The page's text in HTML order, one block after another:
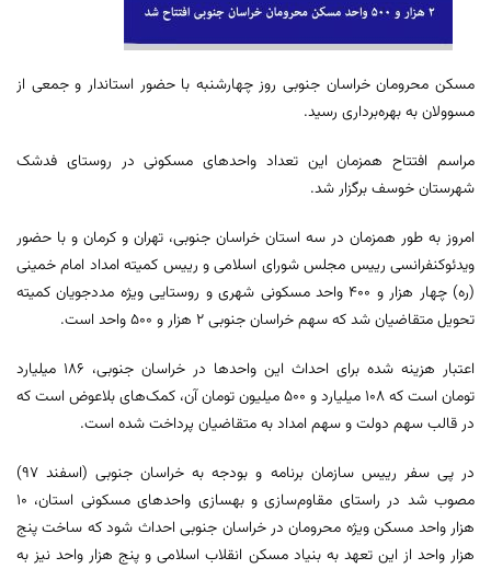
مسکن محرومان خراسان جنوبی روز چهارشنبه با حضور استاندار و جمعی از
مسوولان به بهره‌برداری رسید.
مراسم افتتاح همزمان این تعداد واحدهای مسکونی در روستای فدشک
شهرستان خوسف برگزار شد.
امروز به طور همزمان در سه استان خراسان جنوبی، تهران و کرمان و با حضور
ویدئوکنفرانسی رییس مجلس شورای اسلامی و رییس کمیته امداد امام خمینی
(ره) چهار هزار و ۴۰۰ واحد مسکونی شهری و روستایی ویژه مددجویان کمیته
تحویل متقاضیان شد که سهم خراسان جنوبی ۲ هزار و ۵۰۰ واحد است.
اعتبار هزینه شده برای احداث این واحدها در خراسان جنوبی، ۱۸۶ میلیارد
تومان است که ۱۰۸ میلیارد و ۵۰۰ میلیون تومان آن، کمک‌های بلاعوض است که
در قالب سهم دولت و سهم امداد به متقاضیان پرداخت شده است.
در پی سفر رییس سازمان برنامه و بودجه به خراسان جنوبی (اسفند ۹۷)
مصوب شد در راستای مقاوم‌سازی و بهسازی واحدهای مسکونی استان، ۱۰
هزار واحد مسکن ویژه محرومان در خراسان جنوبی احداث شود که ساخت پنج
هزار واحد از این تعهد به بنیاد مسکن انقلاب اسلامی و پنج هزار واحد نیز به